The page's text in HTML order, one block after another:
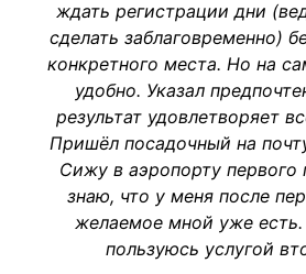
ждать регистрации дни
сделать заблаговременно)
конкретного места. Но на
удобно. Указал
результат удовлетворяет
Пришёл посадочный на
Сижу в аэропорту первого
знаю, что у меня после
желаемое мной уже есть.
пользуюсь услугой